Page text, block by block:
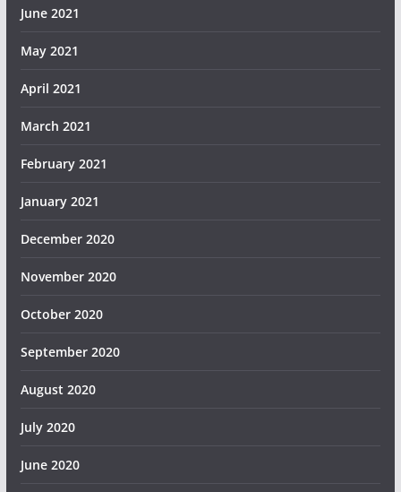
June 2021
May 2021
April 2021
March 2021
February 2021
January 2021
December 2020
November 2020
October 2020
September 2020
August 2020
July 2020
June 2020